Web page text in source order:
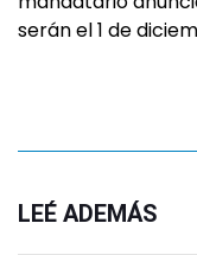
serán el 1 de
LEÉ ADEMÁS